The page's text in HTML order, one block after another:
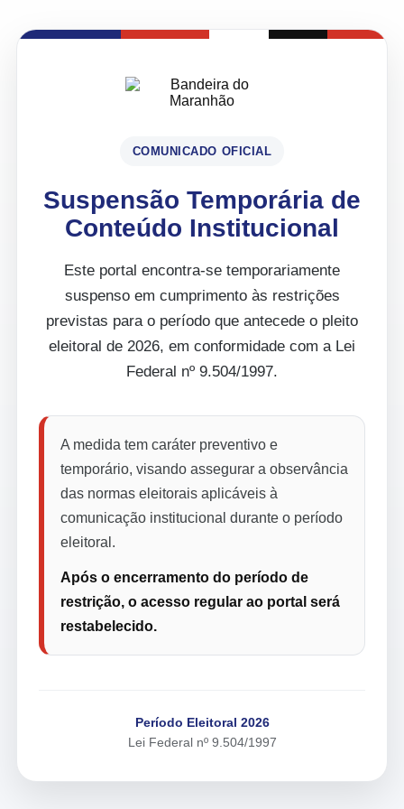
COMUNICADO OFICIAL
Suspensão Temporária de
Conteúdo Institucional
Este portal encontra-se temporariamente
suspenso em cumprimento às restrições
previstas para o período que antecede o pleito
eleitoral de 2026, em conformidade com a Lei
Federal nº 9.504/1997.
A medida tem caráter preventivo e
temporário, visando assegurar a observância
das normas eleitorais aplicáveis à
comunicação institucional durante o período
eleitoral.
Após o encerramento do período de
restrição, o acesso regular ao portal será
restabelecido.
Período Eleitoral 2026
Lei Federal nº 9.504/1997